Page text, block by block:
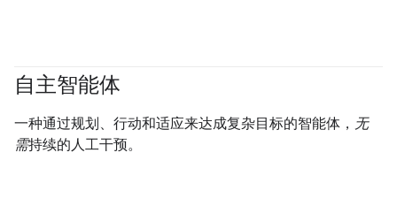
自主智能体
一种通过规划、行动和适应来达成复杂目标的智能体， 无
需持续的人工干预。